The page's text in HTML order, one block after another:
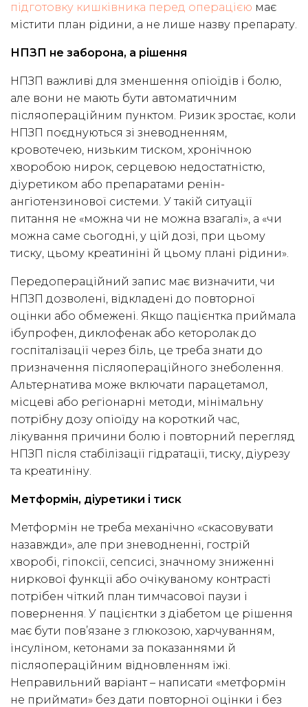
підготовку кишківника перед операцією має
містити план рідини, а не лише назву препарату.
НПЗП не заборона, а рішення
НПЗП важливі для зменшення опіоїдів і болю,
але вони не мають бути автоматичним
післяопераційним пунктом. Ризик зростає, коли
НПЗП поєднуються зі зневодненням,
кровотечею, низьким тиском, хронічною
хворобою нирок, серцевою недостатністю,
діуретиком або препаратами ренін-
ангіотензинової системи. У такій ситуації
питання не «можна чи не можна взагалі», а «чи
можна саме сьогодні, у цій дозі, при цьому
тиску, цьому креатиніні й цьому плані рідини».
Передопераційний запис має визначити, чи
НПЗП дозволені, відкладені до повторної
оцінки або обмежені. Якщо пацієнтка приймала
ібупрофен, диклофенак або кеторолак до
госпіталізації через біль, це треба знати до
призначення післяопераційного знеболення.
Альтернатива може включати парацетамол,
місцеві або регіонарні методи, мінімальну
потрібну дозу опіоїду на короткий час,
лікування причини болю і повторний перегляд
НПЗП після стабілізації гідратації, тиску, діурезу
та креатиніну.
Метформін, діуретики і тиск
Метформін не треба механічно «скасовувати
назавжди», але при зневодненні, гострій
хворобі, гіпоксії, сепсисі, значному зниженні
ниркової функції або очікуваному контрасті
потрібен чіткий план тимчасової паузи і
повернення. У пацієнтки з діабетом це рішення
має бути пов’язане з глюкозою, харчуванням,
інсуліном, кетонами за показаннями й
післяопераційним відновленням їжі.
Неправильний варіант – написати «метформін
не приймати» без дати повторної оцінки і без